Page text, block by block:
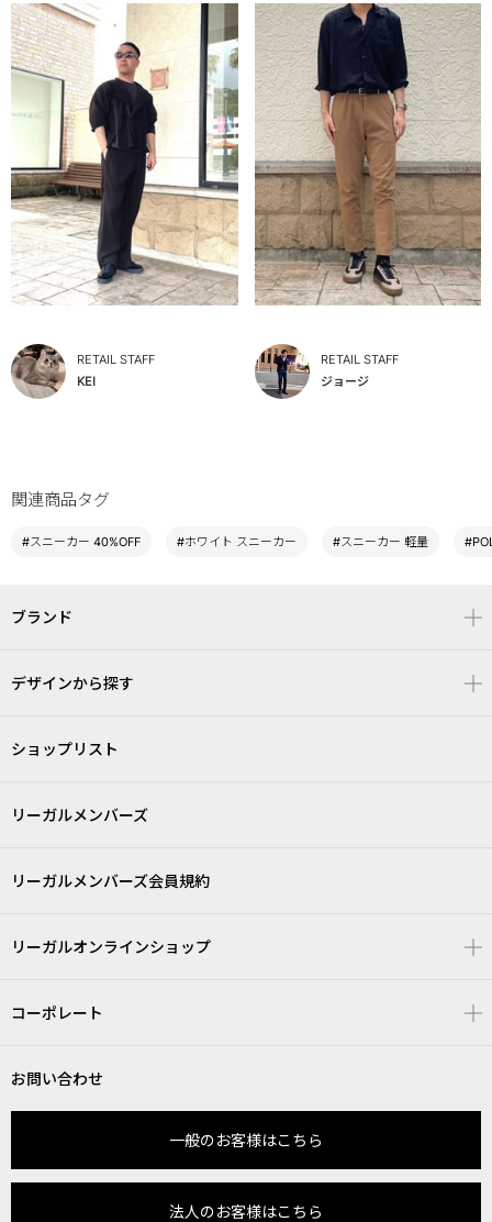
RETAIL STAFF
KEI
RETAIL STAFF
ジョージ
関連商品タグ
#スニーカー 40%OFF #ホワイト スニーカー #スニーカー 軽量
ブランド
デザインから探す
ショップリスト
リーガルメンバーズ
リーガルメンバーズ会員規約
リーガルオンラインショップ
コーポレート
お問い合わせ
一般のお客様はこちら
法人のお客様はこちら